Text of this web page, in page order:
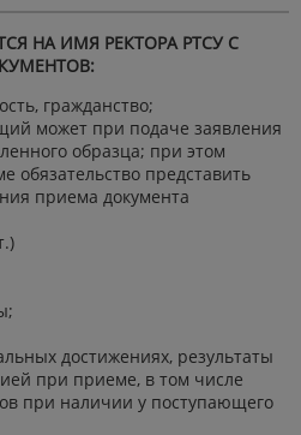
НА ИМЯ РЕКТОРА РТСУ С
гражданство;
может при подаче заявления
образца; при этом
обязательство представить
приема документа
достижениях, результаты
при приеме, в том числе
при наличии у поступающего